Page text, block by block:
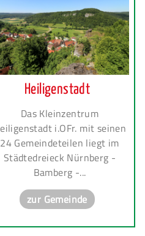
Heiligenstadt
Das Kleinzentrum
i.OFr. mit seinen
24 Gemeindeteilen liegt im
Städtedreieck Nürnberg -
Bamberg -...
zur Gemeinde